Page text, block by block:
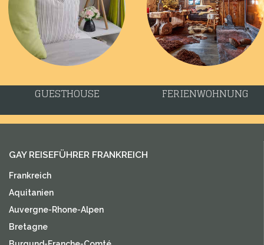
GUESTHOUSE FERIENWOHNUNG
GAY REISEFÜHRER FRANKREICH
Frankreich
Aquitanien
Auvergne-Rhone-Alpen
Bretagne